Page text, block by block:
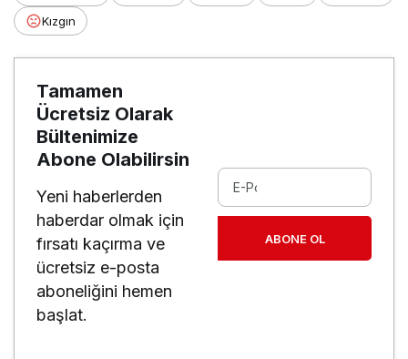
Kızgın
Tamamen
Ücretsiz Olarak
Bültenimize
Abone Olabilirsin
Yeni haberlerden
haberdar olmak için
fırsatı kaçırma ve
ücretsiz e-posta
aboneliğini hemen
başlat.
ABONE OL